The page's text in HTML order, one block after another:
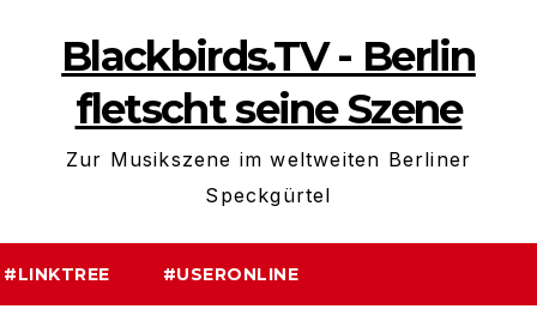
Blackbirds.TV - Berlin
fletscht seine Szene
Zur Musikszene im weltweiten Berliner
Speckgürtel
#LINKTREE #USERONLINE